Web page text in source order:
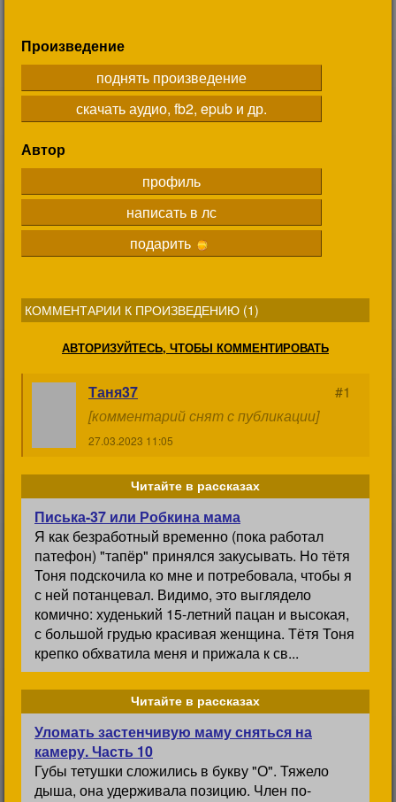
Произведение
поднять произведение
скачать аудио, fb2, epub и др.
Автор
профиль
написать в лс
подарить
КОММЕНТАРИИ К ПРОИЗВЕДЕНИЮ (1)
АВТОРИЗУЙТЕСЬ, ЧТОБЫ КОММЕНТИРОВАТЬ
Таня37
#1
[комментарий снят с публикации]
27.03.2023 11:05
Читайте в рассказах
Писька-37 или Робкина мама
Я как безработный временно (пока работал
патефон) "тапёр" принялся закусывать. Но тётя
Тоня подскочила ко мне и потребовала, чтобы я
с ней потанцевал. Видимо, это выглядело
комично: худенький 15-летний пацан и высокая,
с большой грудью красивая женщина. Тётя Тоня
крепко обхватила меня и прижала к св...
Читайте в рассказах
Уломать застенчивую маму сняться на
камеру. Часть 10
Губы тетушки сложились в букву "О". Тяжело
дыша, она удерживала позицию. Член по-